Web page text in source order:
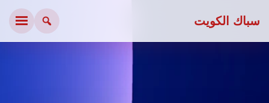
سباك الكويت